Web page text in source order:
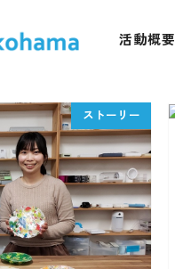
活動概要